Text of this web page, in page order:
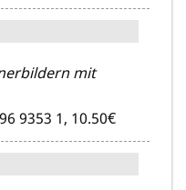
mit
9353 1, 10.50€